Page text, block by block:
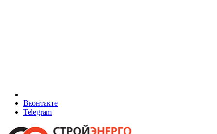
Вконтакте
Telegram